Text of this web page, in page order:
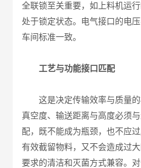
全联锁至关重要，如上料机运
处于锁定状态。电气接口的电
车间标准一致。
工艺与功能接口匹配
这是决定传输效率与质量的
真空度、输送距离与高度必须
配，既不能成为瓶颈，也不应
有效截留物料，又不会造成过
要求的清洁和灭菌方式兼容。